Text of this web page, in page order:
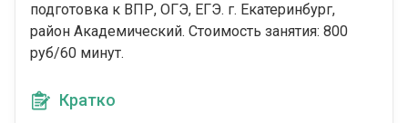
подготовка к ВПР, ОГЭ, ЕГЭ. г. Екатеринбург,
район Академический. Стоимость занятия: 800
руб/60 минут.
Кратко